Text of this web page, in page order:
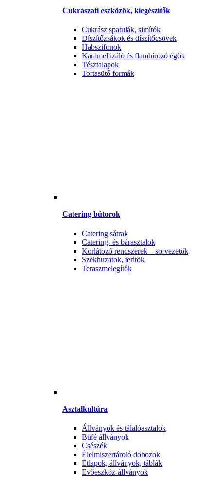
Cukrászati eszközök, kiegészítők
Cukrász spatulák, simítók
Díszítőzsákok és díszítőcsövek
Habszifonok
Karamellizáló és flambírozó égők
Tésztalapok
Tortasütő formák
Catering bútorok
Catering sátrak
Catering- és bárasztalok
Korlátozó rendszerek – sorvezetők
Székhuzatok, terítők
Teraszmelegítők
Asztalkultúra
Állványok és tálalóasztalok
Büfé állványok
Csészék
Élelmiszertároló dobozok
Étlapok, állványok, táblák
Evőeszköz-állványok